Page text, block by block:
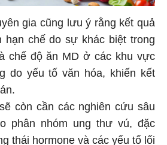
gia cũng lưu ý rằng kết quả
hạn chế do sự khác biệt trong
chế độ ăn MD ở các khu vực
do yếu tố văn hóa, khiến kết
còn cần các nghiên cứu sâu
phân nhóm ung thư vú, đặc
thái hormone và các yếu tố lối